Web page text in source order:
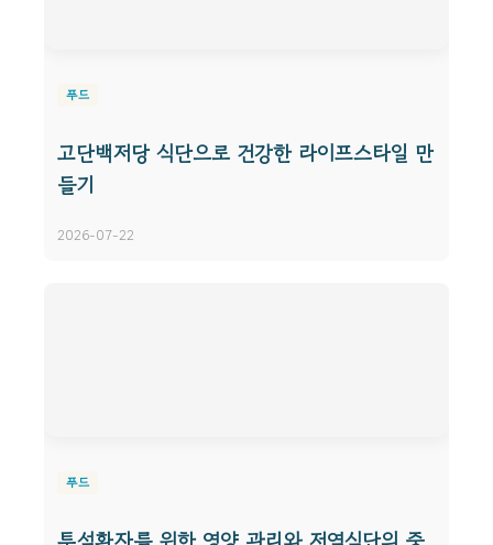
푸드
고단백저당 식단으로 건강한 라이프스타일 만
들기
2026-07-22
푸드